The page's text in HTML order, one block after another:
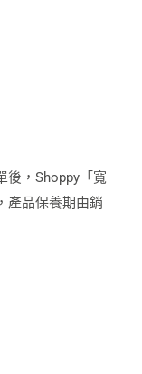
後，Shoppy「寬
產品保養期由銷